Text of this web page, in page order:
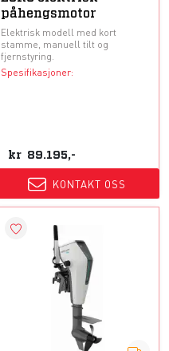
påhengsmotor
Elektrisk modell med kort
stamme, manuell tilt og
fjernstyring.
Spesifikasjoner:
kr 89.195,-
KONTAKT OSS